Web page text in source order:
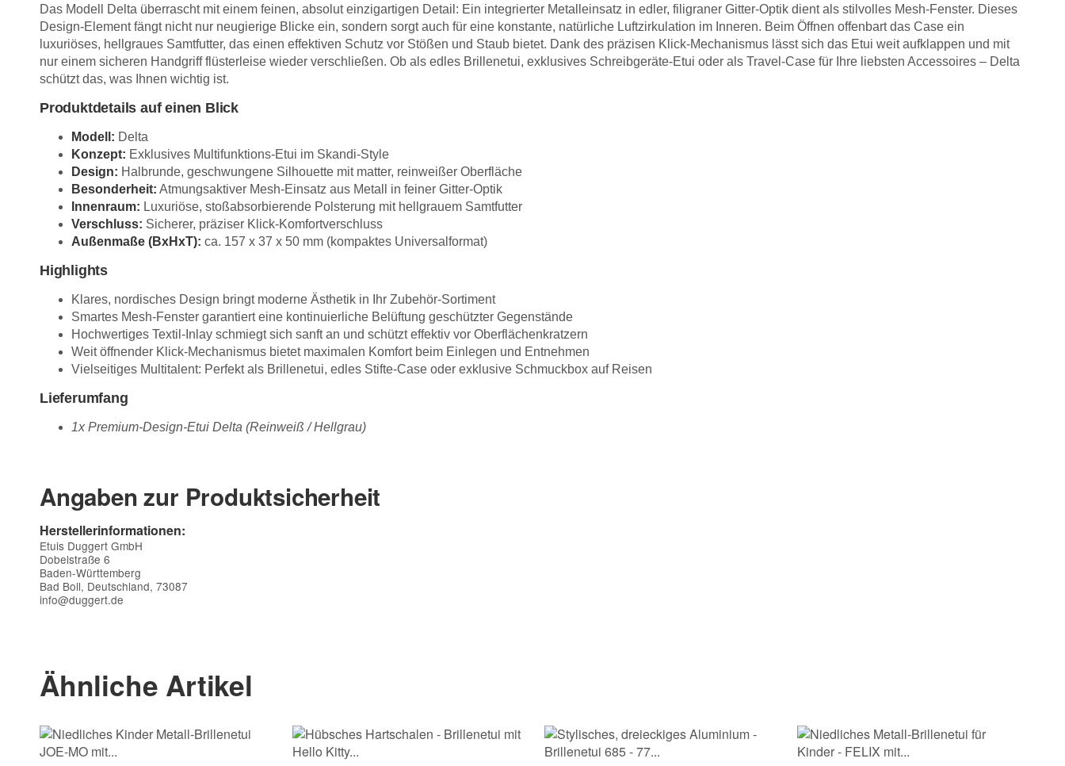
Das Modell Delta überrascht mit einem feinen, absolut einzigartigen Detail: Ein integrierter Metalleinsatz in edler, filigraner Gitter-Optik dient als stilvolles Mesh-Fenster. Dieses
Design-Element fängt nicht nur neugierige Blicke ein, sondern sorgt auch für eine konstante, natürliche Luftzirkulation im Inneren. Beim Öffnen offenbart das Case ein
luxuriöses, hellgraues Samtfutter, das einen effektiven Schutz vor Stößen und Staub bietet. Dank des präzisen Klick-Mechanismus lässt sich das Etui weit aufklappen und mit
nur einem sicheren Handgriff flüsterleise wieder verschließen. Ob als edles Brillenetui, exklusives Schreibgeräte-Etui oder als Travel-Case für Ihre liebsten Accessoires – Delta
schützt das, was Ihnen wichtig ist.
Produktdetails auf einen Blick
Modell: Delta
Konzept: Exklusives Multifunktions-Etui im Skandi-Style
Design: Halbrunde, geschwungene Silhouette mit matter, reinweißer Oberfläche
Besonderheit: Atmungsaktiver Mesh-Einsatz aus Metall in feiner Gitter-Optik
Innenraum: Luxuriöse, stoßabsorbierende Polsterung mit hellgrauem Samtfutter
Verschluss: Sicherer, präziser Klick-Komfortverschluss
Außenmaße (BxHxT): ca. 157 x 37 x 50 mm (kompaktes Universalformat)
Highlights
Klares, nordisches Design bringt moderne Ästhetik in Ihr Zubehör-Sortiment
Smartes Mesh-Fenster garantiert eine kontinuierliche Belüftung geschützter Gegenstände
Hochwertiges Textil-Inlay schmiegt sich sanft an und schützt effektiv vor Oberflächenkratzern
Weit öffnender Klick-Mechanismus bietet maximalen Komfort beim Einlegen und Entnehmen
Vielseitiges Multitalent: Perfekt als Brillenetui, edles Stifte-Case oder exklusive Schmuckbox auf Reisen
Lieferumfang
1x Premium-Design-Etui Delta (Reinweiß / Hellgrau)
Angaben zur Produktsicherheit
Herstellerinformationen:
Etuis Duggert GmbH
Dobelstraße 6
Baden-Württemberg
Bad Boll, Deutschland, 73087
info@duggert.de
E-Mail
Ähnliche Artikel